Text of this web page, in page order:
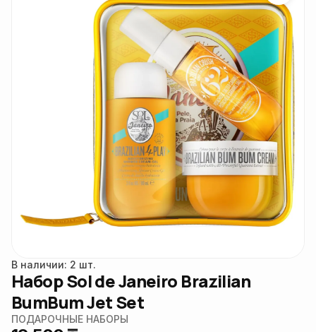
В наличии: 2 шт.
Набор Sol de Janeiro Brazilian
BumBum Jet Set
ПОДАРОЧНЫЕ НАБОРЫ